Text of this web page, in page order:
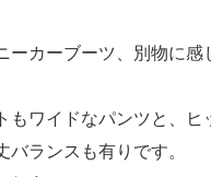
ーカーブーツ、別物に感
もワイドなパンツと、ヒ
バランスも有りです。